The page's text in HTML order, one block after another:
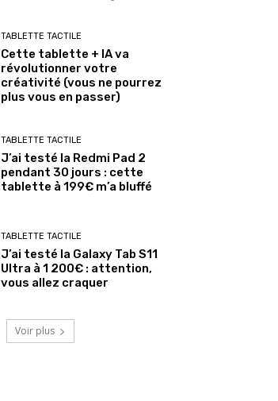
TABLETTE TACTILE
Cette tablette + IA va
révolutionner votre
créativité (vous ne pourrez
plus vous en passer)
TABLETTE TACTILE
J’ai testé la Redmi Pad 2
pendant 30 jours : cette
tablette à 199€ m’a bluffé
TABLETTE TACTILE
J’ai testé la Galaxy Tab S11
Ultra à 1 200€ : attention,
vous allez craquer
Voir plus